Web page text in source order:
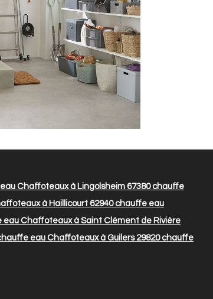
Chaffoteaux à Lingolsheim 67380chauffe
à Haillicourt 62940chauffe eau
Chaffoteaux à Saint Clément de Rivière
eau Chaffoteaux à Guilers 29820chauffe